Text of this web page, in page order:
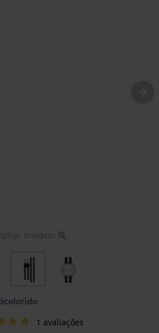
imagem
1 avaliações